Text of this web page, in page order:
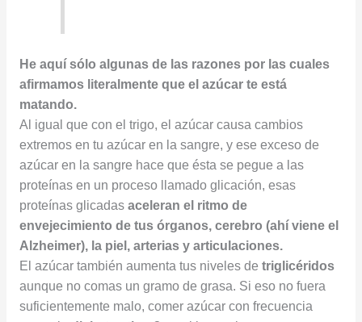
He aquí sólo algunas de las razones por las cuales
afirmamos literalmente que el azúcar te está
matando.
Al igual que con el trigo, el azúcar causa cambios
extremos en tu azúcar en la sangre, y ese exceso de
azúcar en la sangre hace que ésta se pegue a las
proteínas en un proceso llamado glicación, esas
proteínas glicadas aceleran el ritmo de
envejecimiento de tus órganos, cerebro (ahí viene el
Alzheimer), la piel, arterias y articulaciones.
El azúcar también aumenta tus niveles de triglicéridos
aunque no comas un gramo de grasa. Si eso no fuera
suficientemente malo, comer azúcar con frecuencia